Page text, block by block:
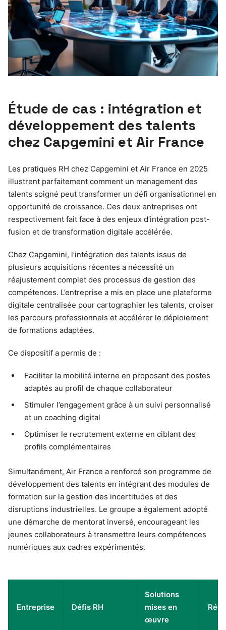
Étude de cas : intégration et
développement des talents
chez Capgemini et Air France
Les pratiques RH chez Capgemini et Air France en 2025
illustrent parfaitement comment un management des
talents soigné peut transformer un défi organisationnel en
opportunité de croissance. Ces deux entreprises ont
respectivement fait face à des enjeux d’intégration post-
fusion et de transformation digitale accélérée.
Chez Capgemini, l’intégration des talents issus de
plusieurs acquisitions récentes a nécessité un
réajustement complet des processus de gestion des
compétences. L’entreprise a mis en place une plateforme
digitale centralisée pour cartographier les talents, croiser
les parcours professionnels et accélérer le déploiement
de formations adaptées.
Ce dispositif a permis de :
Faciliter la mobilité interne en proposant des postes
adaptés au profil de chaque collaborateur
Stimuler l’engagement grâce à un suivi personnalisé
et un coaching digital
Optimiser le recrutement externe en ciblant des
profils complémentaires
Simultanément, Air France a renforcé son programme de
développement des talents en intégrant des modules de
formation sur la gestion des incertitudes et des
disruptions industrielles. Le groupe a également adopté
une démarche de mentorat inversé, encourageant les
jeunes collaborateurs à transmettre leurs compétences
numériques aux cadres expérimentés.
Entreprise Défis RH
Solutions
mises en
œuvre